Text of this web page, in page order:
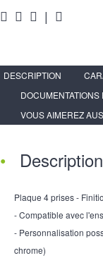
|
DESCRIPTION
VOUS AIMEREZ
Description
Plaque 4 prises -
- Compatible avec
- Personnalisation
chrome)